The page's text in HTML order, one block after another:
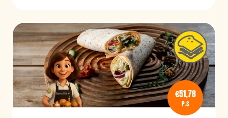
€51,78
P.S